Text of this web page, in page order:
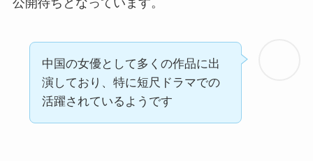
中 国の女優として多くの作品に出
演しており、特に短尺ドラマでの
活躍されているようです